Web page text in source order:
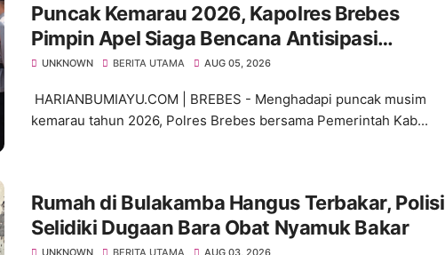
Puncak Kemarau 2026, Kapolres Brebes
Pimpin Apel Siaga Bencana Antisipasi
Kekeringan dan Karhutla
UNKNOWN BERITA UTAMA AUG 05, 2026
HARIANBUMIAYU.COM | BREBES - Menghadapi puncak musim
kemarau tahun 2026, Polres Brebes bersama Pemerintah Kab...
Rumah di Bulakamba Hangus Terbakar, Polisi
Selidiki Dugaan Bara Obat Nyamuk Bakar
UNKNOWN BERITA UTAMA AUG 03, 2026